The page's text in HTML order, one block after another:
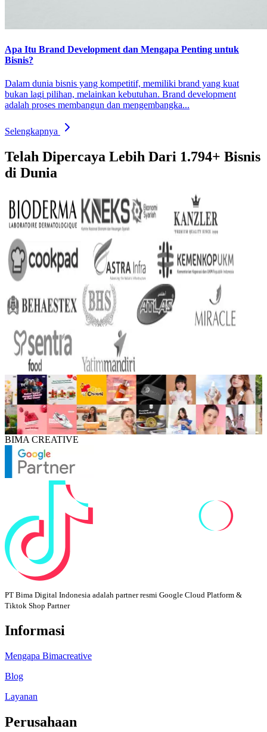
Apa Itu Brand Development dan Mengapa Penting untuk
Bisnis?
Dalam dunia bisnis yang kompetitif, memiliki brand yang kuat
bukan lagi pilihan, melainkan kebutuhan. Brand development
adalah proses membangun dan mengembangka...
Selengkapnya
Telah Dipercaya Lebih Dari 1.794+ Bisnis
di Dunia
BIMA CREATIVE
PT Bima Digital Indonesia adalah partner resmi Google Cloud Platform &
Tiktok Shop Partner
Informasi
Mengapa Bimacreative
Blog
Layanan
Perusahaan